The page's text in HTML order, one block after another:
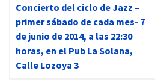
Concierto del ciclo de Jazz –
primer sábado de cada mes- 7
de junio de 2014, a las 22:30
horas, en el Pub La Solana,
Calle Lozoya 3